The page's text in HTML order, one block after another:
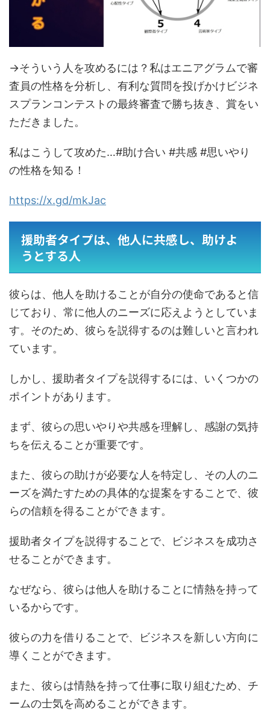
→そういう人を攻めるには？私はエニアグラムで審
査員の性格を分析し、有利な質問を投げかけビジネ
スプランコンテストの最終審査で勝ち抜き、賞をい
ただきました。
私はこうして攻めた…#助け合い #共感 #思いやり
の性格を知る！
https://x.gd/mkJac
援助者タイプは、他人に共感し、助けよ
うとする人
彼らは、他人を助けることが自分の使命であると信
じており、常に他人のニーズに応えようとしていま
す。そのため、彼らを説得するのは難しいと言われ
ています。
しかし、援助者タイプを説得するには、いくつかの
ポイントがあります。
まず、彼らの思いやりや共感を理解し、感謝の気持
ちを伝えることが重要です。
また、彼らの助けが必要な人を特定し、その人のニ
ーズを満たすための具体的な提案をすることで、彼
らの信頼を得ることができます。
援助者タイプを説得することで、ビジネスを成功さ
せることができます。
なぜなら、彼らは他人を助けることに情熱を持って
いるからです。
彼らの力を借りることで、ビジネスを新しい方向に
導くことができます。
また、彼らは情熱を持って仕事に取り組むため、チ
ームの士気を高めることができます。